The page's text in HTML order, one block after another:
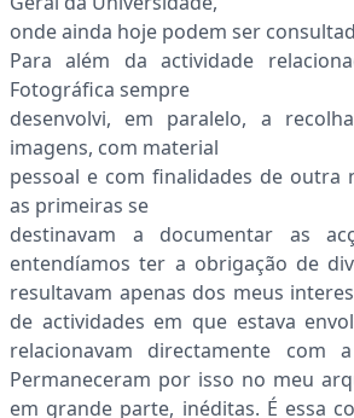
onde ainda hoje podem ser
Para além da actividade
Fotográfica sempre
desenvolvi, em paralelo, a
imagens, com material
pessoal e com finalidades de outra
as primeiras se
destinavam a documentar as
entendíamos ter a obrigação de
resultavam apenas dos meus
de actividades em que estava
relacionavam directamente com
Permaneceram por isso no meu
em grande parte, inéditas. É essa